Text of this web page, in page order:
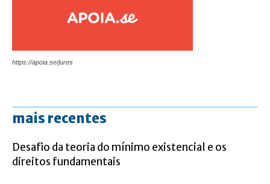
https://apoia.se/jures
mais recentes
Desafio da teoria do mínimo existencial e os
direitos fundamentais